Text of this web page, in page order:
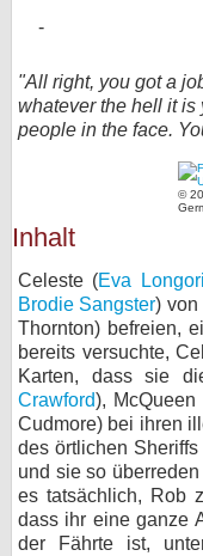
"All right, you got a
whatever the hell it is
people in the face.
©
Inhalt
Celeste (Eva
Brodie Sangster) von
Thornton) befreien,
bereits versuchte,
Karten, dass sie
Crawford), McQueen
Cudmore) bei ihren
des örtlichen
und sie so
es tatsächlich, Rob
dass ihr eine ganze
der Fährte ist,